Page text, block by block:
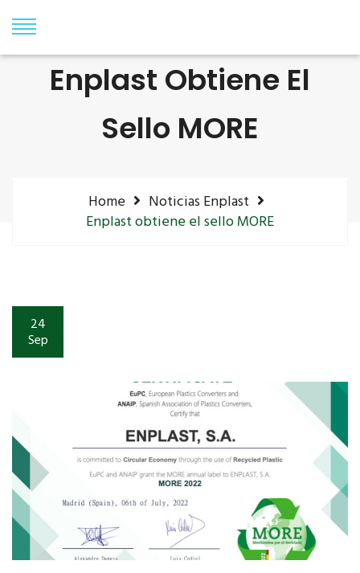
Enplast Obtiene El
Sello MORE
Home
Noticias Enplast
Enplast obtiene el sello MORE
24
Sep